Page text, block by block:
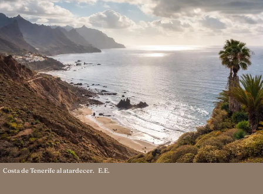
Costa de Tenerife al atardecer. E.E.